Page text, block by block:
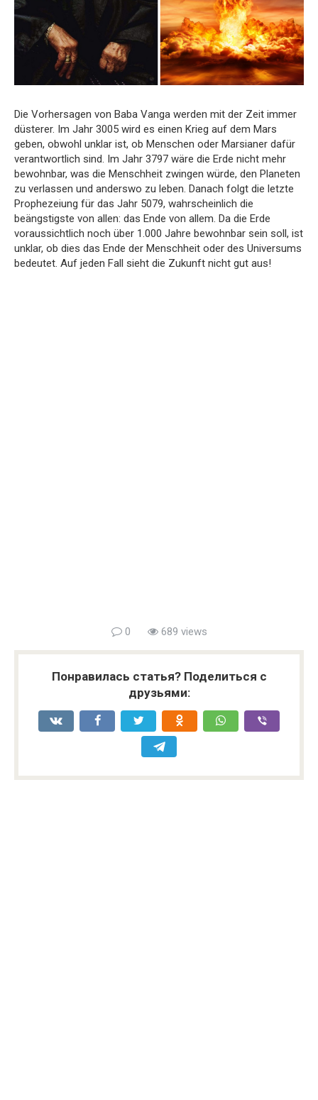
Die Vorhersagen von Baba Vanga werden mit der Zeit immer
düsterer. Im Jahr 3005 wird es einen Krieg auf dem Mars
geben, obwohl unklar ist, ob Menschen oder Marsianer dafür
verantwortlich sind. Im Jahr 3797 wäre die Erde nicht mehr
bewohnbar, was die Menschheit zwingen würde, den Planeten
zu verlassen und anderswo zu leben. Danach folgt die letzte
Prophezeiung für das Jahr 5079, wahrscheinlich die
beängstigste von allen: das Ende von allem. Da die Erde
voraussichtlich noch über 1.000 Jahre bewohnbar sein soll, ist
unklar, ob dies das Ende der Menschheit oder des Universums
bedeutet. Auf jeden Fall sieht die Zukunft nicht gut aus!
0 689 views
Понравилась статья? Поделиться с
друзьями: